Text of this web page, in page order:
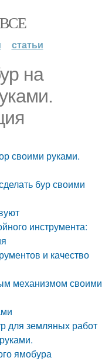
статьи
на
своими руками.
бур своими
инструмента:
и качество
механизмом своими
для земляных работ
ямобура